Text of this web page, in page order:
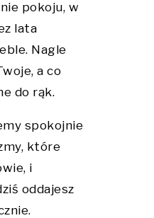
pokoju, w
lata
Nagle
a co
do rąk.
spokojnie
które
i
oddajesz